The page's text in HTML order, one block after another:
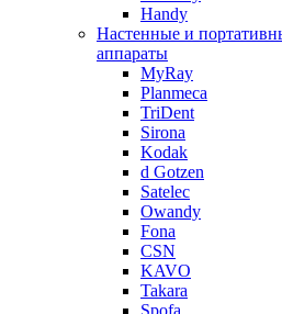
Handy
Настенные и
аппараты
MyRay
Planmeca
TriDent
Sirona
Kodak
d Gotzen
Satelec
Owandy
Fona
CSN
KAVO
Takara
Spofa